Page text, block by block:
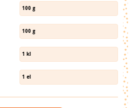
100 g
100 g
1 kl
1 el